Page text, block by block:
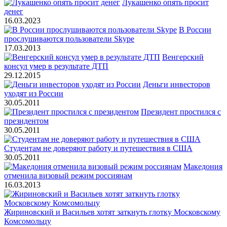
Лукашенко опять просит
денег
16.03.2023
В России
прослушиваются пользователи Skype
17.03.2013
Венгерский
консул умер в результате ДТП
29.12.2015
Деньги инвесторов
уходят из России
30.05.2011
Президент простился с
президентом
30.05.2011
Студентам не доверяют работу и путешествия в США
30.05.2011
Македония
отменила визовый режим россиянам
16.03.2013
Жириновский и Васильев хотят заткнуть глотку Московскому
Комсомольцу